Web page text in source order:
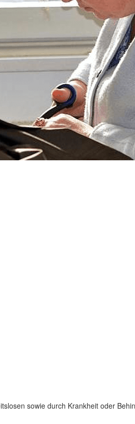
sowie durch Krankheit oder